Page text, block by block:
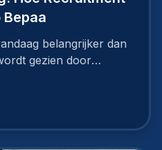
Bepaa
belangrijker dan
gezien door